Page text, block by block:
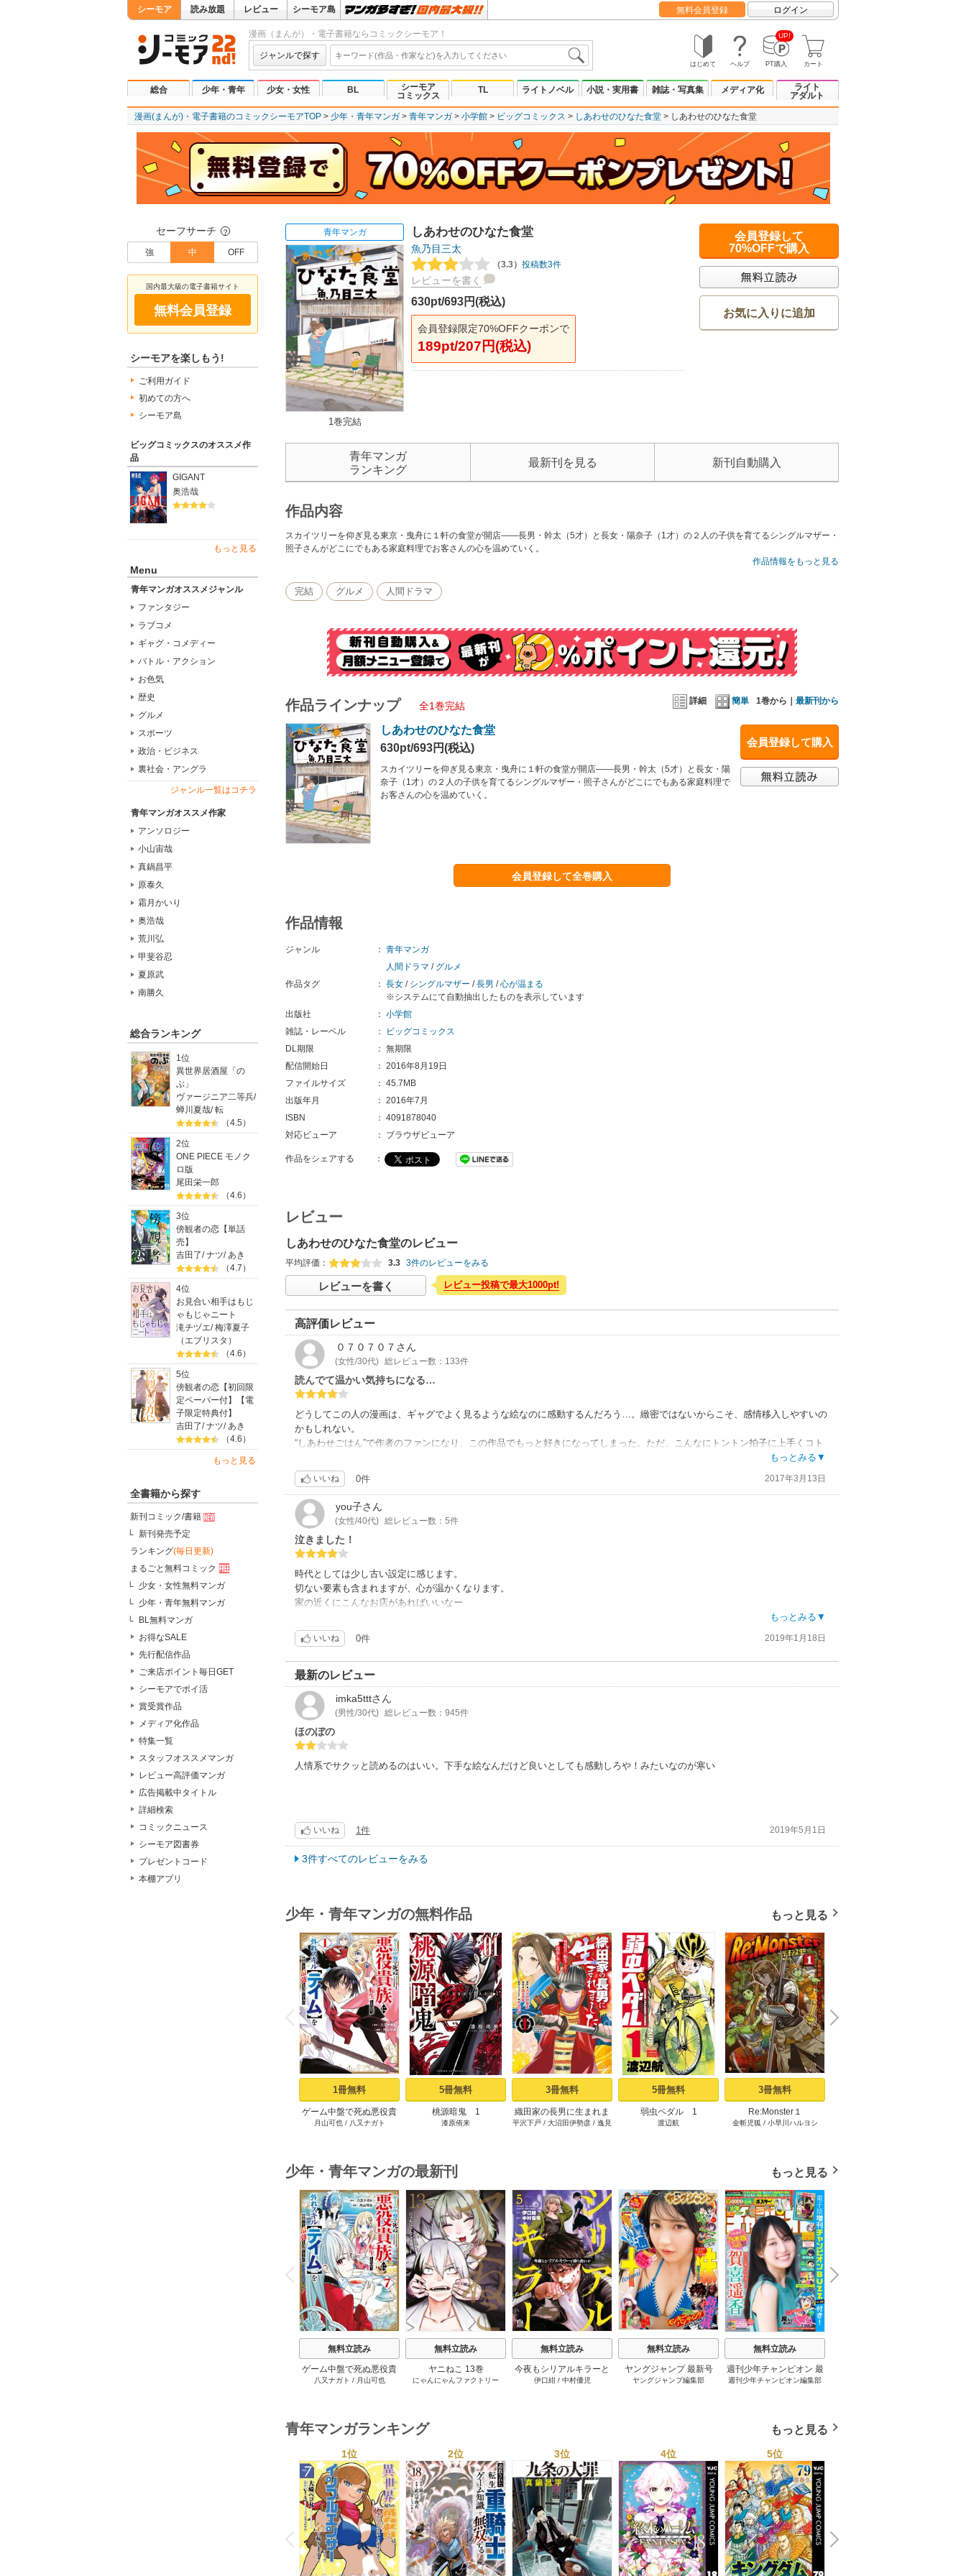
シーモア 読み放題 レビュー シーモア島 無料会員登録 ログイン
漫画（まんが）・電子書籍ならコミックシーモア！
ジャンルで探す
はじめて ヘルプ
UP!
PT購入 カート
総合 少年・青年 少女・女性 BL
シーモア
コミックス
TL ライトノベル 小説・実用書 雑誌・写真集 メディア化
ライト
アダルト
漫画(まんが)・電子書籍のコミックシーモアTOP 少年・青年マンガ 青年マンガ 小学館 ビッグコミックス しあわせのひなた食堂 しあわせのひなた食堂
セーフサーチ ？
強 中 OFF
国内最大級の電子書籍サイト
無料会員登録
シーモアを楽しもう!
ご利用ガイド
初めての方へ
シーモア島
ビッグコミックスのオススメ作
品
GIGANT
奥浩哉
もっと見る
Menu
青年マンガオススメジャンル
ファンタジー
ラブコメ
ギャグ・コメディー
バトル・アクション
お色気
歴史
グルメ
スポーツ
政治・ビジネス
裏社会・アングラ
ジャンル一覧はコチラ
青年マンガオススメ作家
アンソロジー
小山宙哉
真鍋昌平
原泰久
霜月かいり
奥浩哉
荒川弘
甲斐谷忍
夏原武
南勝久
総合ランキング
1位
異世界居酒屋「の
ぶ」
ヴァージニア二等兵/
蝉川夏哉/転
（4.5）
2位
ONE PIECE モノク
ロ版
尾田栄一郎
（4.6）
3位
傍観者の恋【単話
売】
吉田了/ナツ/あき
（4.7）
4位
お見合い相手はもじ
ゃもじゃニート
滝チヅエ/梅澤夏子
（エブリスタ）
（4.6）
5位
傍観者の恋【初回限
定ペーパー付】【電
子限定特典付】
吉田了/ナツ/あき
（4.6）
もっと見る
全書籍から探す
新刊コミック/書籍
新刊発売予定
ランキング(毎日更新)
まるごと無料コミック
少女・女性無料マンガ
少年・青年無料マンガ
BL無料マンガ
お得なSALE
先行配信作品
ご来店ポイント毎日GET
シーモアでポイ活
賞受賞作品
メディア化作品
特集一覧
スタッフオススメマンガ
レビュー高評価マンガ
広告掲載中タイトル
詳細検索
コミックニュース
シーモア図書券
プレゼントコード
本棚アプリ
青年マンガ
1巻完結
しあわせのひなた食堂
魚乃目三太
（3.3） 投稿数3件
レビューを書く
630pt/693円(税込)
会員登録限定70%OFFクーポンで
189pt/207円(税込)
会員登録して
70%OFFで購入
お気に入りに追加
青年マンガ
ランキング
最新刊を見る 新刊自動購入
作品内容
スカイツリーを仰ぎ見る東京・曳舟に１軒の食堂が開店――長男・幹太（5才）と長女・陽奈子（1才）の２人の子供を育てるシングルマザー・
照子さんがどこにでもある家庭料理でお客さんの心を温めていく。
作品情報をもっと見る
完結 グルメ 人間ドラマ
詳細 簡単 1巻から｜ 最新刊から
作品ラインナップ 全1巻完結
会員登録して購入
しあわせのひなた食堂
630pt/693円(税込)
スカイツリーを仰ぎ見る東京・曳舟に１軒の食堂が開店――長男・幹太（5才）と長女・陽
奈子（1才）の２人の子供を育てるシングルマザー・照子さんがどこにでもある家庭料理で
お客さんの心を温めていく。
会員登録して全巻購入
作品情報
ジャンル ： 青年マンガ
人間ドラマ / グルメ
作品タグ
： 長女 / シングルマザー /長男 /心が温まる
※システムにて自動抽出したものを表示しています
出版社
： 小学館
雑誌・レーベル
：
ビッグコミックス
DL期限
： 無期限
配信開始日
： 2016年8月19日
ファイルサイズ
： 45.7MB
出版年月
： 2016年7月
ISBN
： 4091878040
対応ビューア
： ブラウザビューア
作品をシェアする ：
レビュー
しあわせのひなた食堂のレビュー
平均評価： 3.3 3件のレビューをみる
レビューを書く レビュー投稿で最大1000pt!
高評価レビュー
０７０７０７ さん
(女性/30代) 総レビュー数：133件
読んでて温かい気持ちになる…
どうしてこの人の漫画は、ギャグでよく見るような絵なのに感動するんだろう…。緻密ではないからこそ、感情移入しやすいの
かもしれない。
“しあわせごはん”で作者のファンになり、この作品でもっと好きになってしまった。ただ、こんなにトントン拍子に上手くコト
でも、この作者の漫画は大好き。
もっとみる▼
いいね 0件 2017年3月13日
you子さん
(女性/40代) 総レビュー数：5件
泣きました！
時代としては少し古い設定に感じます。
切ない要素も含まれますが、心が温かくなります。
家の近くにこんなお店があればいいなー
もっとみる▼
いいね 0件 2019年1月18日
最新のレビュー
imka5tttさん
(男性/30代) 総レビュー数：945件
ほのぼの
人情系でサクッと読めるのはいい。下手な絵なんだけど良いとしても感動しろや！みたいなのが寒い
いいね 1件 2019年5月1日
3件すべてのレビューをみる
少年・青年マンガの無料作品 もっと見る
P
r
e
v
i
o
u
s
1冊無料
ゲーム中盤で死ぬ悪役貴
族に転生したので、外れ
（１）
月山可也 / 八又ナガト
5冊無料
桃源暗鬼 1
漆原侑来
3冊無料
織田家の長男に生まれま
した～戦国時代に転生し
平沢下戸 / 大沼田伊勢彦 / 逸見
5冊無料
弱虫ペダル 1
渡辺航
3冊無料
Re:Monster１
金斬児狐 / 小早川ハルヨシ
N
e
x
t
少年・青年マンガの最新刊 もっと見る
P
r
e
v
i
o
u
s
無料立読み
ゲーム中盤で死ぬ悪役貴
族に転生したので、外れ
7巻
八又ナガト / 月山可也
無料立読み
ヤニねこ 13巻
にゃんにゃんファクトリー
無料立読み
今夜もシリアルキラーと
待ち合わせ 5巻
伊口紺/ 中村優児
無料立読み
ヤングジャンプ 最新号
ヤングジャンプ編集部
無料立読み
週刊少年チャンピオン 最
新号
週刊少年チャンピオン編集部
N
e
x
t
青年マンガランキング もっと見る
P
r
e
v
i
o
u
s
1位 2位 3位 4位 5位
N
e
x
t